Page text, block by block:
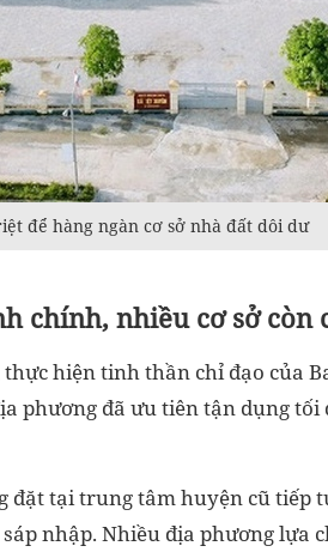
để hàng ngàn cơ sở nhà đất dôi dư
chính, nhiều cơ sở còn
thực hiện tinh thần chỉ đạo của
phương đã ưu tiên tận dụng tối
đặt tại trung tâm huyện cũ tiếp
nhập. Nhiều địa phương lựa